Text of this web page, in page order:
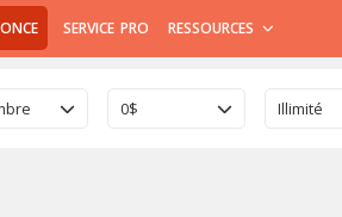
SERVICE PRO RESSOURCES
0$ Illimité